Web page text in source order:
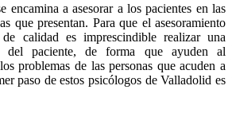
encamina a asesorar a los pacientes en las
que presentan. Para que el asesoramiento
calidad es imprescindible realizar una
del paciente, de forma que ayuden al
problemas de las personas que acuden a
paso de estos psicólogos de Valladolid es